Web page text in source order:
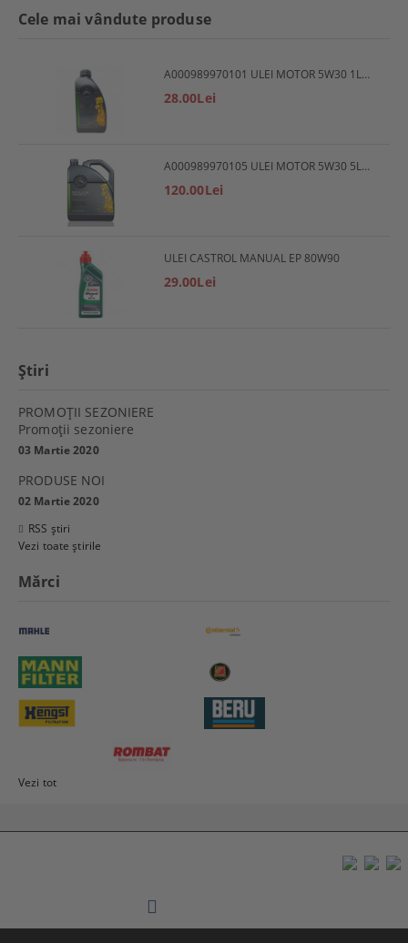
Cele mai vândute produse
A000989970101 ULEI MOTOR 5W30 1L MERCEDES
28.00Lei
A000989970105 ULEI MOTOR 5W30 5L MERCEDES
120.00Lei
ULEI CASTROL MANUAL EP 80W90
29.00Lei
Ştiri
PROMOŢII SEZONIERE
Promoţii sezoniere
03 Martie 2020
PRODUSE NOI
02 Martie 2020
RSS știri
Vezi toate știrile
Mărci
Vezi tot